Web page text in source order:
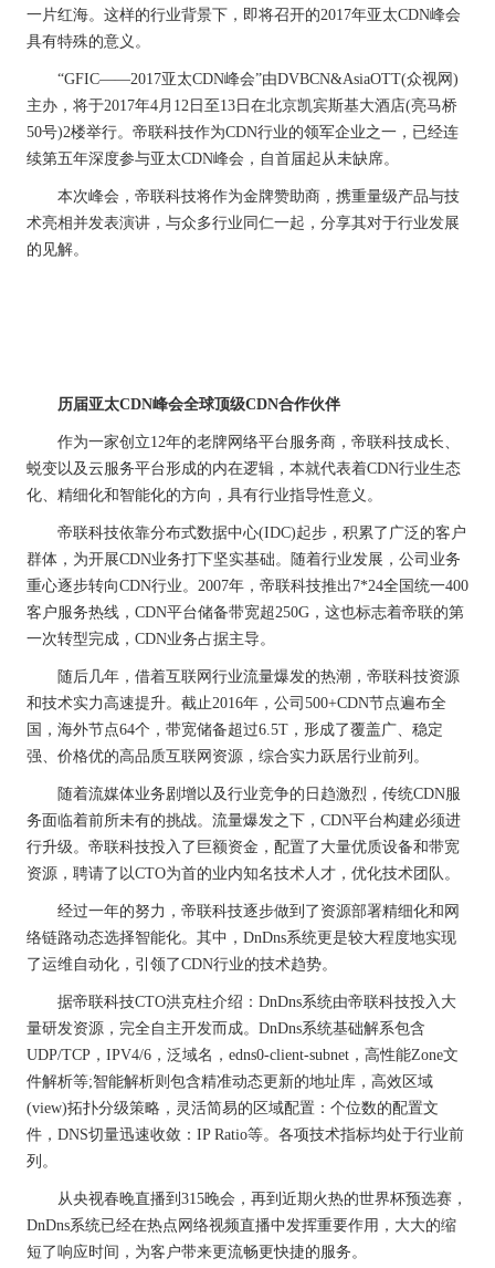
一片红海。这样的行业背景下，即将召开的2017年亚太CDN峰会
具有特殊的意义。
“GFIC——2017亚太CDN峰会”由DVBCN&AsiaOTT(众视网)
主办，将于2017年4月12日至13日在北京凯宾斯基大酒店(亮马桥
50号)2楼举行。帝联科技作为CDN行业的领军企业之一，已经连
续第五年深度参与亚太CDN峰会，自首届起从未缺席。
本次峰会，帝联科技将作为金牌赞助商，携重量级产品与技
术亮相并发表演讲，与众多行业同仁一起，分享其对于行业发展
的见解。
历届亚太CDN峰会全球顶级CDN合作伙伴
作为一家创立12年的老牌网络平台服务商，帝联科技成长、
蜕变以及云服务平台形成的内在逻辑，本就代表着CDN行业生态
化、精细化和智能化的方向，具有行业指导性意义。
帝联科技依靠分布式数据中心(IDC)起步，积累了广泛的客户
群体，为开展CDN业务打下坚实基础。随着行业发展，公司业务
重心逐步转向CDN行业。2007年，帝联科技推出7*24全国统一400
客户服务热线，CDN平台储备带宽超250G，这也标志着帝联的第
一次转型完成，CDN业务占据主导。
随后几年，借着互联网行业流量爆发的热潮，帝联科技资源
和技术实力高速提升。截止2016年，公司500+CDN节点遍布全
国，海外节点64个，带宽储备超过6.5T，形成了覆盖广、稳定
强、价格优的高品质互联网资源，综合实力跃居行业前列。
随着流媒体业务剧增以及行业竞争的日趋激烈，传统CDN服
务面临着前所未有的挑战。流量爆发之下，CDN平台构建必须进
行升级。帝联科技投入了巨额资金，配置了大量优质设备和带宽
资源，聘请了以CTO为首的业内知名技术人才，优化技术团队。
经过一年的努力，帝联科技逐步做到了资源部署精细化和网
络链路动态选择智能化。其中，DnDns系统更是较大程度地实现
了运维自动化，引领了CDN行业的技术趋势。
据帝联科技CTO洪克柱介绍：DnDns系统由帝联科技投入大
量研发资源，完全自主开发而成。DnDns系统基础解系包含
UDP/TCP，IPV4/6，泛域名，edns0-client-subnet，高性能Zone文
件解析等;智能解析则包含精准动态更新的地址库，高效区域
(view)拓扑分级策略，灵活简易的区域配置：个位数的配置文
件，DNS切量迅速收敛：IP Ratio等。各项技术指标均处于行业前
列。
从央视春晚直播到315晚会，再到近期火热的世界杯预选赛，
DnDns系统已经在热点网络视频直播中发挥重要作用，大大的缩
短了响应时间，为客户带来更流畅更快捷的服务。